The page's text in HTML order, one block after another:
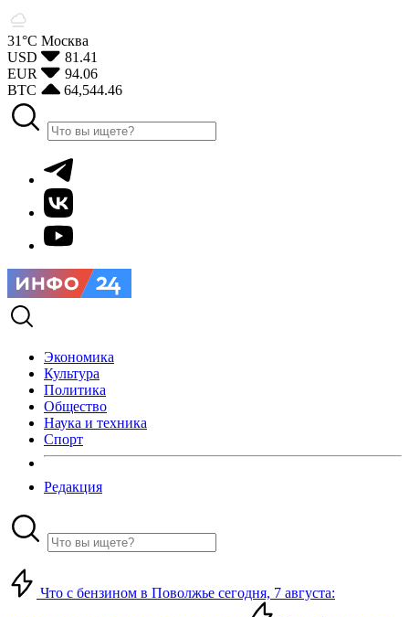
31°С Москва
USD
81.41
EUR
94.06
BTC
64,544.46
Экономика
Культура
Политика
Общество
Наука и техника
Спорт
Редакция
Что с бензином в Поволжье сегодня, 7 августа: